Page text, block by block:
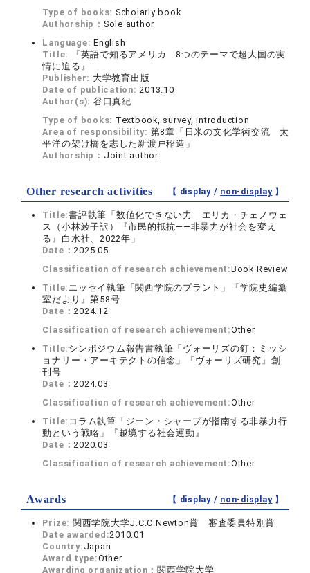
Type of books: Scholarly book
Authorship： Sole author
Language:English
Title:
『英語で知るアメリカ 8つのテーマで超大国の実
情に迫る』
Publisher: 大学教育出版
Date of publication:2013.10
Author(s): 谷口真紀
Type of books: Textbook, survey, introduction
Area of responsibility: 第8章「日米の文化学術交流 太
平洋の架け橋を志した新渡戸稲造」
Authorship： Joint author
Other research activities 【 display / non-display】
Title:書評執筆「数値化できない力 エリカ・チェノウェ
ス（小林綾子訳）『市民的抵抗――非暴力が社会を変え
る』白水社、2022年」
Date：2025.05
Classification of research achievement:Book Review
Title: エッセイ執筆「関西学院のプラント」『学院史編纂
室だより』第58号
Date：2024.12
Classification of research achievement:Other
Title: シンポジウム報告書執筆「ヴォーリズの釘：ミッシ
ョナリー・アーキテクトの信念」『ヴォーリズ研究』創
刊号
Date：2024.03
Classification of research achievement:Other
Title: コラム執筆「ジーン・シャープが指南する非暴力行
動という戦略」『越境する社会運動』
Date：2020.03
Classification of research achievement:Other
Awards 【 display / non-display】
Prize: 関西学院大学J.C.C.Newton賞 審査委員特別賞
Date awarded:2010.01
Country: Japan
Award type:Other
Awarding organization： 関西学院大学